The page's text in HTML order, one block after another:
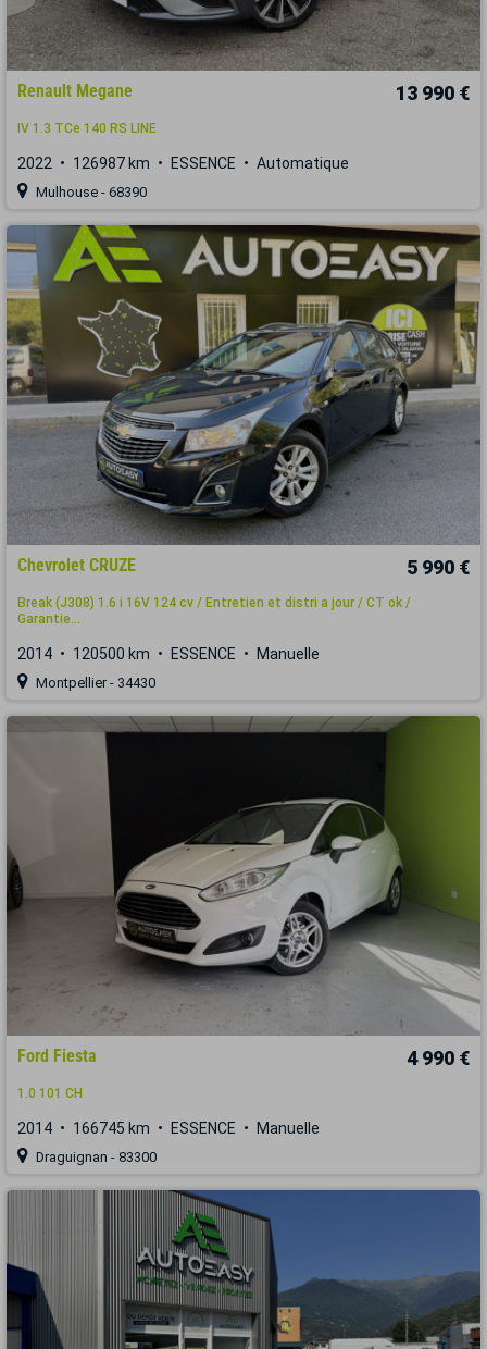
Renault Megane 13 990 €
IV 1.3 TCe 140 RS LINE
2022 126987 km ESSENCE Automatique
Mulhouse - 68390
Chevrolet CRUZE 5 990 €
Break (J308) 1.6 i 16V 124 cv / Entretien et distri a jour / CT ok /
Garantie...
2014 120500 km ESSENCE Manuelle
Montpellier - 34430
Ford Fiesta 4 990 €
1.0 101 CH
2014 166745 km ESSENCE Manuelle
Draguignan - 83300